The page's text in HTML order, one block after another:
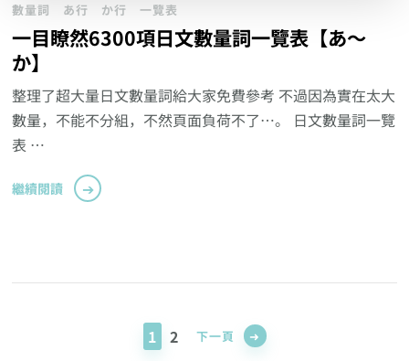
數量詞 あ行 か行 一覽表
一目瞭然6300項日文數量詞一覽表【あ～
か】
整理了超大量日文數量詞給大家免費參考 不過因為實在太大
數量，不能不分組，不然頁面負荷不了…。 日文數量詞一覽
表 …
繼續閱讀
pagination
頁
1
頁
2 下一頁